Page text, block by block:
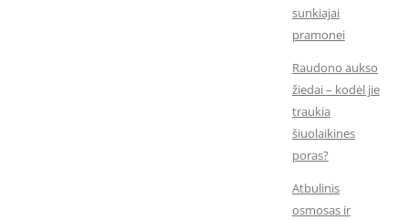
sunkiajai
pramonei
Raudono aukso
žiedai – kodėl jie
traukia
šiuolaikines
poras?
Atbulinis
osmosas ir